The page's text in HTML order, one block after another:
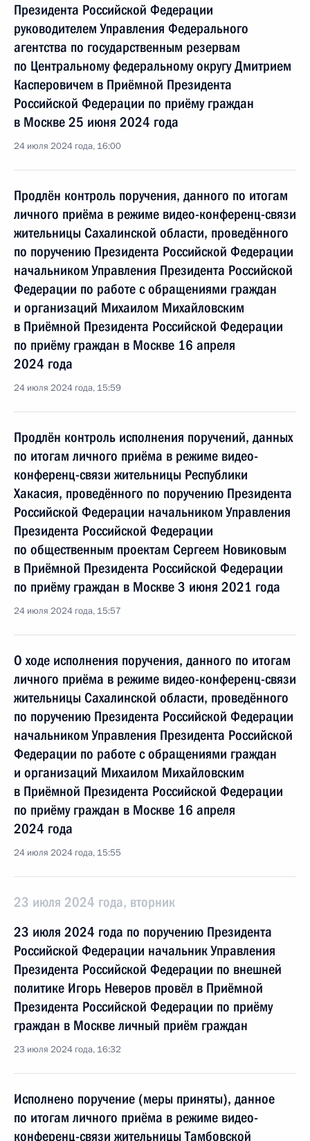
Президента Российской Федерации
руководителем Управления Федерального
агентства по государственным резервам
по Центральному федеральному округу Дмитрием
Касперовичем в Приёмной Президента
Российской Федерации по приёму граждан
в Москве 25 июня 2024 года
24 июля 2024 года, 16:00
Продлён контроль поручения, данного по итогам
личного приёма в режиме видео-конференц-связи
жительницы Сахалинской области, проведённого
по поручению Президента Российской Федерации
начальником Управления Президента Российской
Федерации по работе с обращениями граждан
и организаций Михаилом Михайловским
в Приёмной Президента Российской Федерации
по приёму граждан в Москве 16 апреля
2024 года
24 июля 2024 года, 15:59
Продлён контроль исполнения поручений, данных
по итогам личного приёма в режиме видео-
конференц-связи жительницы Республики
Хакасия, проведённого по поручению Президента
Российской Федерации начальником Управления
Президента Российской Федерации
по общественным проектам Сергеем Новиковым
в Приёмной Президента Российской Федерации
по приёму граждан в Москве 3 июня 2021 года
24 июля 2024 года, 15:57
О ходе исполнения поручения, данного по итогам
личного приёма в режиме видео-конференц-связи
жительницы Сахалинской области, проведённого
по поручению Президента Российской Федерации
начальником Управления Президента Российской
Федерации по работе с обращениями граждан
и организаций Михаилом Михайловским
в Приёмной Президента Российской Федерации
по приёму граждан в Москве 16 апреля
2024 года
24 июля 2024 года, 15:55
23 июля 2024 года, вторник
23 июля 2024 года по поручению Президента
Российской Федерации начальник Управления
Президента Российской Федерации по внешней
политике Игорь Неверов провёл в Приёмной
Президента Российской Федерации по приёму
граждан в Москве личный приём граждан
23 июля 2024 года, 16:32
Исполнено поручение (меры приняты), данное
по итогам личного приёма в режиме видео-
конференц-связи жительницы Тамбовской